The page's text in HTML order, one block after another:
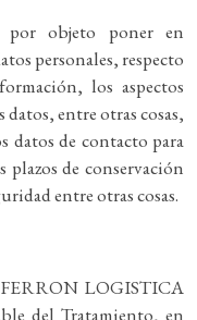
por objeto poner en
personales, respecto
los aspectos
entre otras cosas,
datos de contacto para
plazos de conservación
entre otras cosas.
FERRON LOGISTICA
del Tratamiento, en